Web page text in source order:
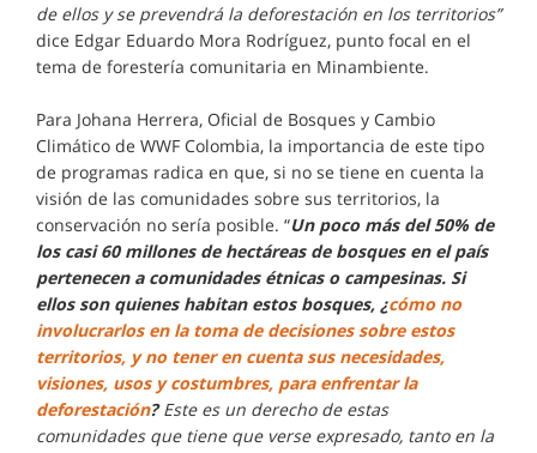
de ellos y se prevendrá la deforestación en los territorios”
dice Edgar Eduardo Mora Rodríguez, punto focal en el
tema de forestería comunitaria en Minambiente.
Para Johana Herrera, Oficial de Bosques y Cambio
Climático de WWF Colombia, la importancia de este tipo
de programas radica en que, si no se tiene en cuenta la
visión de las comunidades sobre sus territorios, la
conservación no sería posible. “Un poco más del 50% de
los casi 60 millones de hectáreas de bosques en el país
pertenecen a comunidades étnicas o campesinas. Si
ellos son quienes habitan estos bosques, ¿cómo no
involucrarlos en la toma de decisiones sobre estos
territorios, y no tener en cuenta sus necesidades,
visiones, usos y costumbres, para enfrentar la
deforestación?Este es un derecho de estas
comunidades que tiene que verse expresado, tanto en la